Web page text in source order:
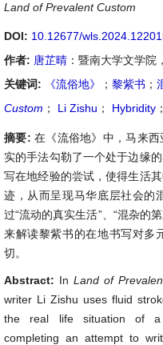
Land of Prevalent Custom
DOI: 10.12677/
作者: 唐芷晴 ：暨南大学文学院
关键词:
《流俗地》 ； 黎紫书 ；
Custom ； Li Zishu ； Hybridity ；
摘要: 在《流俗地》中，马来
实的手法勾勒了一个处于边缘
写在地经验的尝试，使得生活
迹，从而呈现马华底层社会的
过“流动的真实生活”、“混杂的
来解读黎紫书的在地书写对多
切。
Abstract: In Land of
writer Li Zishu uses fluid
the real life situation of a
completing an attempt to